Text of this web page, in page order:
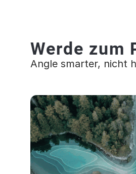
Werde zum
Angle smarter, nicht